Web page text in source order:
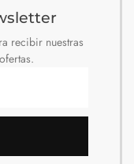
recibir nuestras